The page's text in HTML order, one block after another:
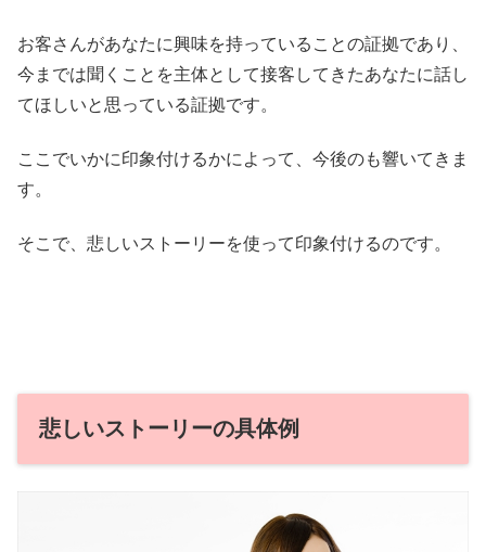
お客さんがあなたに興味を持っていることの証拠であり、
今までは聞くことを主体として接客してきたあなたに話し
てほしいと思っている証拠です。
ここでいかに印象付けるかによって、今後のも響いてきま
す。
そこで、悲しいストーリーを使って印象付けるのです。
悲しいストーリーの具体例